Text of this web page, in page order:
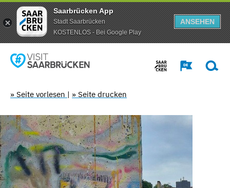
Saarbrücken App
Stadt Saarbrücken
KOSTENLOS - Bei Google Play
ANSEHEN
» Seite vorlesen | » Seite drucken